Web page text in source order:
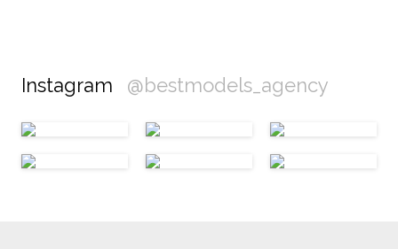
Instagram @bestmodels_agency